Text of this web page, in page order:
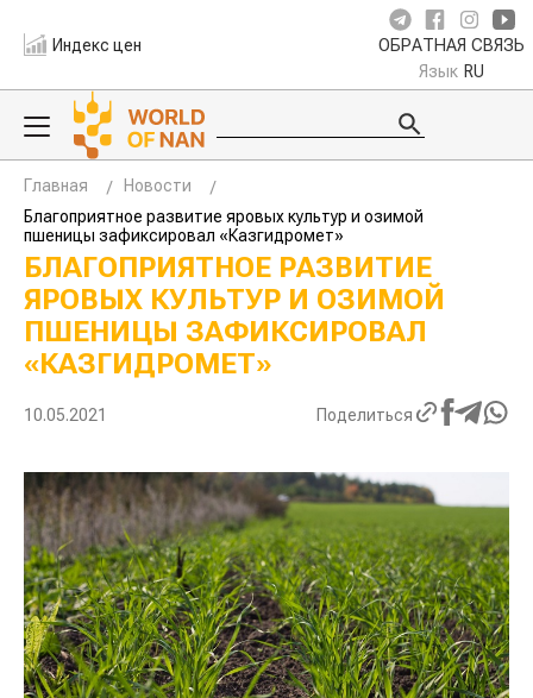
Индекс цен ОБРАТНАЯ СВЯЗЬ
Язык RU
Главная
Новости
Благоприятное развитие яровых культур и озимой
пшеницы зафиксировал «Казгидромет»
БЛАГОПРИЯТНОЕ РАЗВИТИЕ
ЯРОВЫХ КУЛЬТУР И ОЗИМОЙ
ПШЕНИЦЫ ЗАФИКСИРОВАЛ
«КАЗГИДРОМЕТ»
10.05.2021 Поделиться